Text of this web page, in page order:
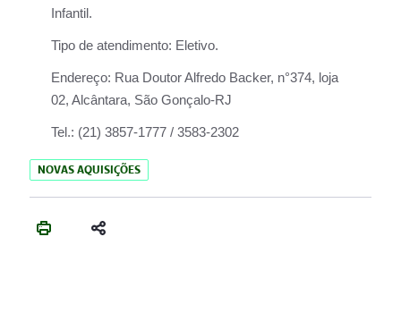
Infantil.
Tipo de atendimento: Eletivo.
Endereço: Rua Doutor Alfredo Backer, n°374, loja
02, Alcântara, São Gonçalo-RJ
Tel.: (21) 3857-1777 / 3583-2302
NOVAS AQUISIÇÕES